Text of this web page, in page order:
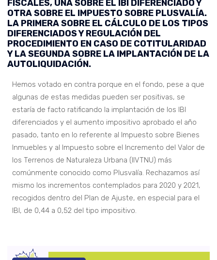
FISCALES, UNA SOBRE EL IBI DIFERENCIADO Y
OTRA SOBRE EL IMPUESTO SOBRE PLUSVALÍA.
LA PRIMERA SOBRE EL CÁLCULO DE LOS TIPOS
DIFERENCIADOS Y REGULACIÓN DEL
PROCEDIMIENTO EN CASO DE COTITULARIDAD
Y LA SEGUNDA SOBRE LA IMPLANTACIÓN DE LA
AUTOLIQUIDACIÓN.
Hemos votado en contra porque en el fondo, pese a que
algunas de estas medidas pueden ser positivas, se
estaría de facto ratificando la implantación de los IBI
diferenciados y el aumento impositivo aprobado el año
pasado, tanto en lo referente al Impuesto sobre Bienes
Inmuebles y al Impuesto sobre el Incremento del Valor de
los Terrenos de Naturaleza Urbana (IIVTNU) más
comúnmente conocido como Plusvalía. Rechazamos así
mismo los incrementos contemplados para 2020 y 2021,
recogidos dentro del Plan de Ajuste, en especial para el
IBI, de 0,44 a 0,52 del tipo impositivo.